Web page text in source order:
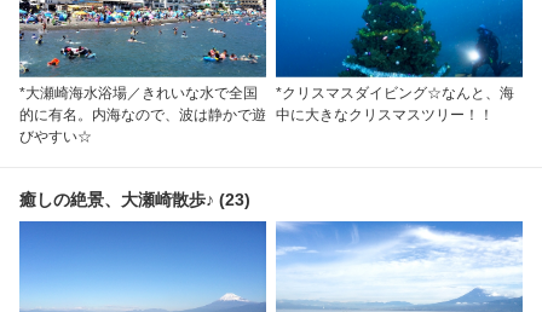
*大瀬崎海水浴場／きれいな水で全国
的に有名。内海なので、波は静かで遊
びやすい☆
*クリスマスダイビング☆なんと、海
中に大きなクリスマスツリー！！
癒しの絶景、大瀬崎散歩♪ (23)